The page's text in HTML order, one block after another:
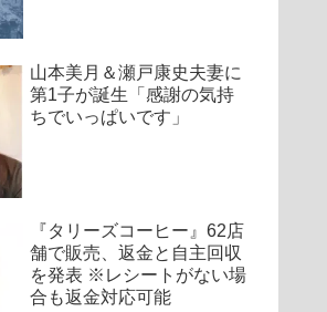
山本美月＆瀬戸康史夫妻に
第1子が誕生「感謝の気持
ちでいっぱいです」
『タリーズコーヒー』62店
舗で販売、返金と自主回収
を発表 ※レシートがない場
合も返金対応可能